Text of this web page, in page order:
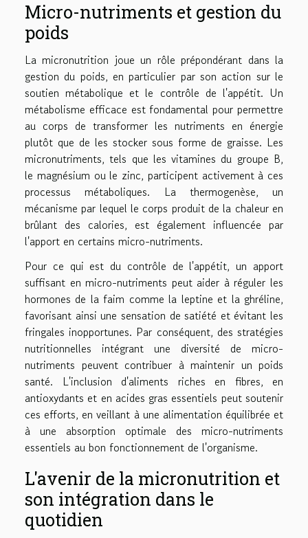
Micro-nutriments et gestion du
poids
La micronutrition joue un rôle prépondérant dans la
gestion du poids, en particulier par son action sur le
soutien métabolique et le contrôle de l'appétit. Un
métabolisme efficace est fondamental pour permettre
au corps de transformer les nutriments en énergie
plutôt que de les stocker sous forme de graisse. Les
micronutriments, tels que les vitamines du groupe B,
le magnésium ou le zinc, participent activement à ces
processus métaboliques. La thermogenèse, un
mécanisme par lequel le corps produit de la chaleur en
brûlant des calories, est également influencée par
l'apport en certains micro-nutriments.
Pour ce qui est du contrôle de l'appétit, un apport
suffisant en micro-nutriments peut aider à réguler les
hormones de la faim comme la leptine et la ghréline,
favorisant ainsi une sensation de satiété et évitant les
fringales inopportunes. Par conséquent, des stratégies
nutritionnelles intégrant une diversité de micro-
nutriments peuvent contribuer à maintenir un poids
santé. L'inclusion d'aliments riches en fibres, en
antioxydants et en acides gras essentiels peut soutenir
ces efforts, en veillant à une alimentation équilibrée et
à une absorption optimale des micro-nutriments
essentiels au bon fonctionnement de l'organisme.
L'avenir de la micronutrition et
son intégration dans le
quotidien